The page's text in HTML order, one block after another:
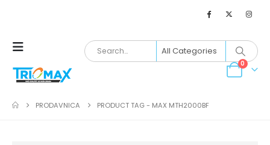
0
PRODAVNICA PRODUCT TAG - MAX MTH2000BF